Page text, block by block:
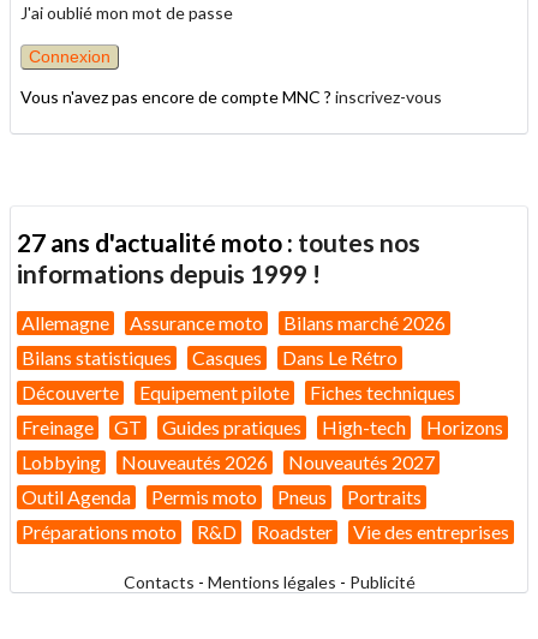
J'ai oublié mon mot de passe
Vous n'avez pas encore de compte MNC ? inscrivez-vous
27 ans d'actualité moto : toutes nos
informations depuis 1999 !
Allemagne Assurance moto
Bilans marché 2026
Bilans statistiques
Casques
Dans Le Rétro
Découverte
Equipement pilote
Fiches techniques
Freinage
GT Guides pratiques High-tech
Horizons
Lobbying
Nouveautés 2026
Nouveautés 2027
Outil Agenda
Permis moto Pneus
Portraits
Préparations moto
R&D Roadster Vie des entreprises
Contacts - Mentions légales - Publicité